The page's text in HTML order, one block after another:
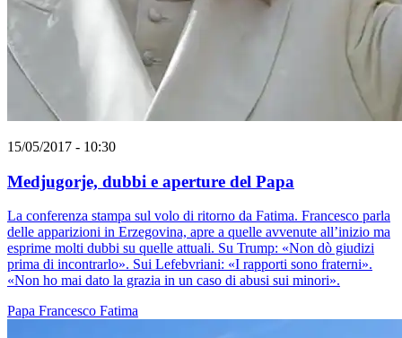
15/05/2017 - 10:30
Medjugorje, dubbi e aperture del Papa
La conferenza stampa sul volo di ritorno da Fatima. Francesco parla
delle apparizioni in Erzegovina, apre a quelle avvenute all’inizio ma
esprime molti dubbi su quelle attuali. Su Trump: «Non dò giudizi
prima di incontrarlo». Sui Lefebvriani: «I rapporti sono fraterni».
«Non ho mai dato la grazia in un caso di abusi sui minori».
Papa Francesco Fatima